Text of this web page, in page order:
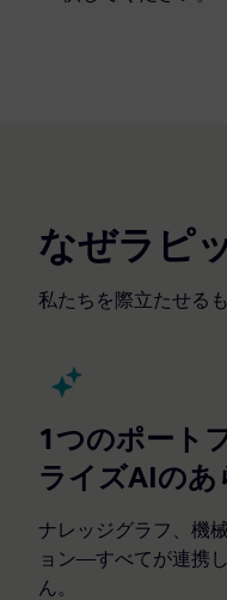
なぜラピ
私たちを際立たせるも
1つのポート
ライズAIのあ
ナレッジグラフ、機
ョン—すべてが連携
ん。